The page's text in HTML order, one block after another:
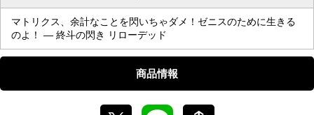
マトリクス、余計なことを閃いちゃダメ！ゼニスのために生きる
のよ！ — 終斗の閃き リローデッド
商品情報